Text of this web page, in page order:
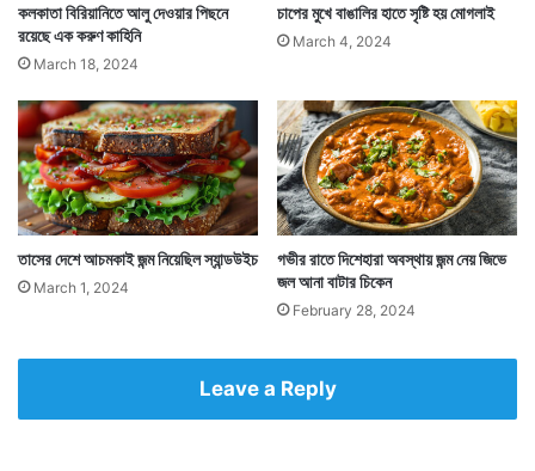
কলকাতা বিরিয়ানিতে আলু দেওয়ার পিছনে
রয়েছে এক করুণ কাহিনি
March 18, 2024
চাপের মুখে বাঙালির হাতে সৃষ্টি হয় মোগলাই
March 4, 2024
তাসের দেশে আচমকাই জন্ম নিয়েছিল স্যান্ডউইচ
March 1, 2024
গভীর রাতে দিশেহারা অবস্থায় জন্ম নেয় জিভে
জল আনা বাটার চিকেন
February 28, 2024
Leave a Reply